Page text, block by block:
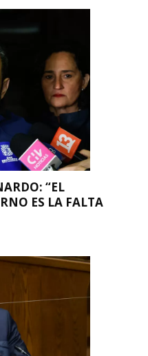
“EL
ES LA FALTA